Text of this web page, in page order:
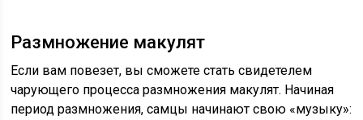
Размножение макулят
Если вам повезет, вы сможете стать свидетелем
чарующего процесса размножения макулят. Начиная
период размножения, самцы начинают свою «музыку»: